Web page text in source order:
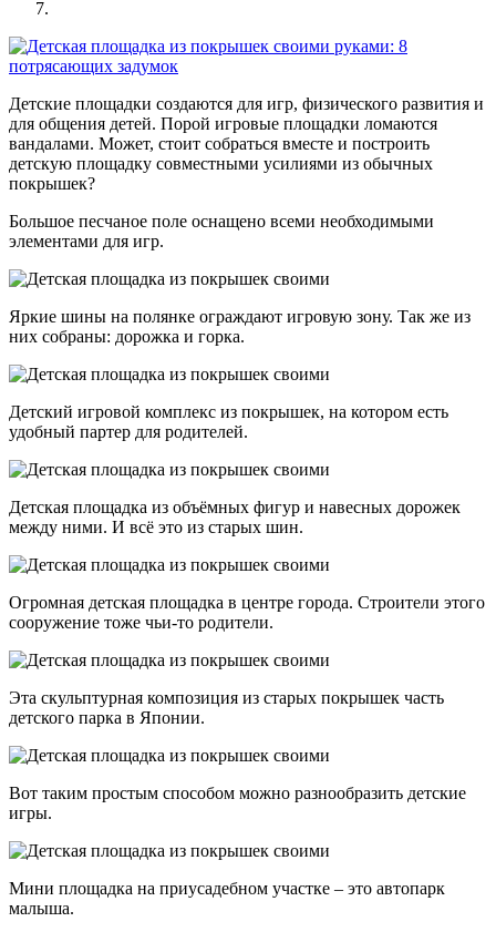
Детские площадки создаются для игр, физического развития и
для общения детей. Порой игровые площадки ломаются
вандалами. Может, стоит собраться вместе и построить
детскую площадку совместными усилиями из обычных
покрышек?
Большое песчаное поле оснащено всеми необходимыми
элементами для игр.
Яркие шины на полянке ограждают игровую зону. Так же из
них собраны: дорожка и горка.
Детский игровой комплекс из покрышек, на котором есть
удобный партер для родителей.
Детская площадка из объёмных фигур и навесных дорожек
между ними. И всё это из старых шин.
Огромная детская площадка в центре города. Строители этого
сооружение тоже чьи-то родители.
Эта скульптурная композиция из старых покрышек часть
детского парка в Японии.
Вот таким простым способом можно разнообразить детские
игры.
Мини площадка на приусадебном участке – это автопарк
малыша.